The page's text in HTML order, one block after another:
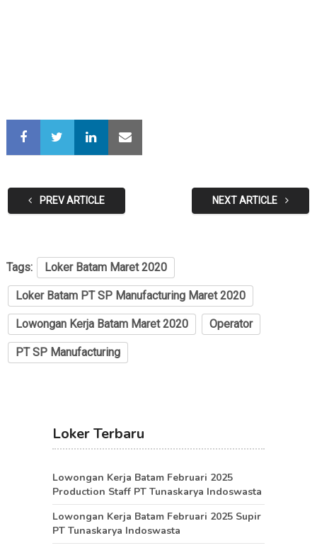
PREV ARTICLE NEXT ARTICLE
Tags: Loker Batam Maret 2020
Loker Batam PT SP Manufacturing Maret 2020
Lowongan Kerja Batam Maret 2020 Operator
PT SP Manufacturing
Loker Terbaru
Lowongan Kerja Batam Februari 2025
Production Staff PT Tunaskarya Indoswasta
Lowongan Kerja Batam Februari 2025 Supir
PT Tunaskarya Indoswasta